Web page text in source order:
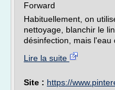
Forward
Habituellement, on
nettoyage, blanchir le
désinfection, mais l'eau
Lire la suite
Site : https://